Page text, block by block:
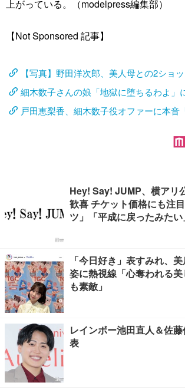
上がっている。（modelpress編集部）
【Not Sponsored 記事】
【写真】野田洋次郎、美人母との2ショ
細木数子さんの娘「地獄に堕ちるわよ」
戸田恵梨香、細木数子役オファーに本音
Hey! Say! JUMP、横アリ
歓喜 チケット価格にも注
ツ」「平成に戻ったみたい
「今日好き」表すみれ、
姿に熱視線「心奪われる
も素敵」
レインボー池田直人＆佐
表